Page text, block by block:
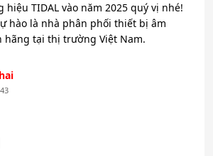
TIDAL vào năm 2025 quý vị nhé!
hào là nhà phân phối thiết bị âm
hãng tại thị trường Việt Nam.